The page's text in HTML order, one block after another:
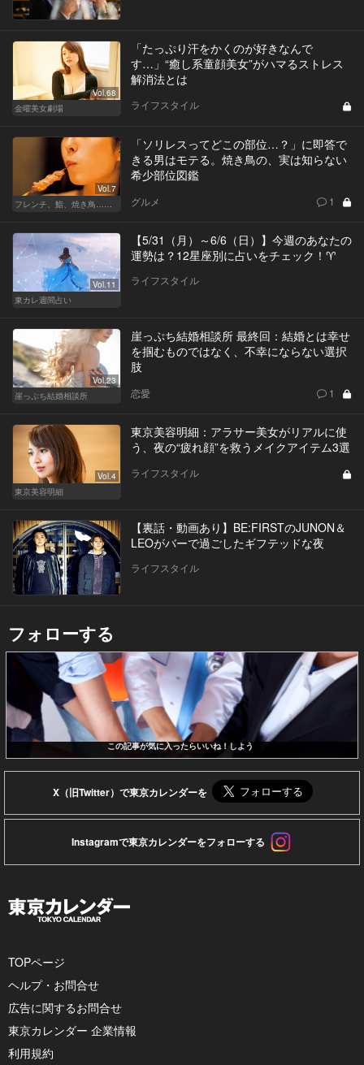
Vol.68
金曜美女劇場
「たっぷり汗をかくのが好きなんで
す…」“癒し系童顔美女”がハマるストレス
解消法とは
ライフスタイル
Vol.7
「ソリレスってどこの部位…？」に即答で
きる男はモテる。焼き鳥の、実は知らない
希少部位図鑑
グルメ 1
Vol.11
東カレ週間占い
【5/31（月）～6/6（日）】今週のあなたの
運勢は？12星座別に占いをチェック！♈
ライフスタイル
Vol.23
崖っぷち結婚相談所
崖っぷち結婚相談所 最終回：結婚とは幸せ
を掴むものではなく、不幸にならない選択
肢
恋愛 1
Vol.4
東京美容明細
東京美容明細：アラサー美女がリアルに使
う、夜の“疲れ顔”を救うメイクアイテム3選
ライフスタイル
【裏話・動画あり】BE:FIRSTのJUNON＆
LEOがバーで過ごしたギフテッドな夜
ライフスタイル
フォローする
この記事が気に入ったらいいね！しよう
X（旧Twitter）で東京カレンダーを
Instagramで東京カレンダーをフォローする
TOPページ
ヘルプ・お問合せ
広告に関するお問合せ
東京カレンダー 企業情報
利用規約